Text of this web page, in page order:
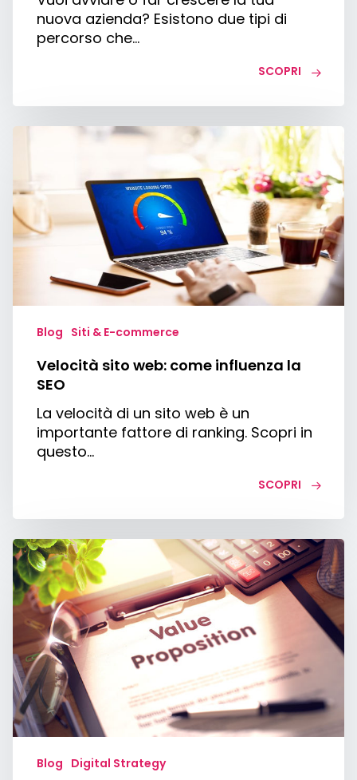
nuova azienda? Esistono due tipi di
percorso che…
SCOPRI
come
influenza
la
SEO
Blog Siti & E-commerce
Velocità sito web: come influenza la
SEO
La velocità di un sito web è un
importante fattore di ranking. Scopri in
questo…
SCOPRI
Value
Proposition:
5
consigli
per
un’efficace
Proposta
di
Valore
Blog Digital Strategy